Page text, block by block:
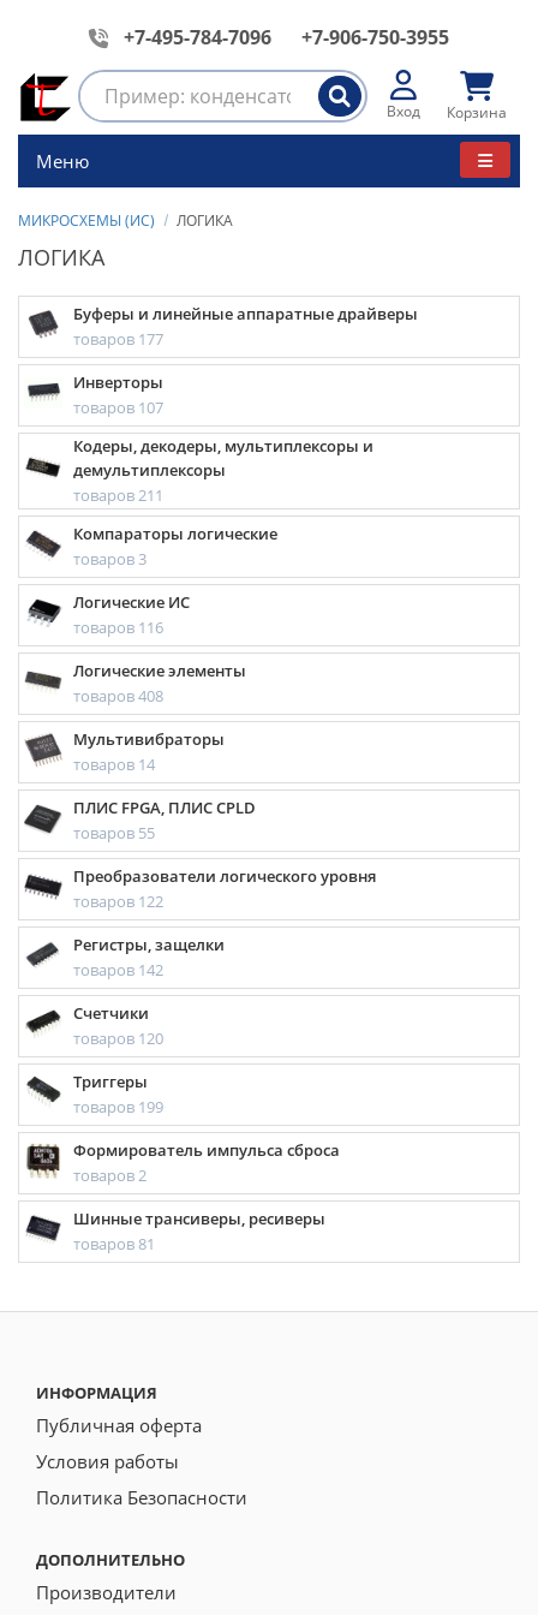
+7-495-784-7096 +7-906-750-3955
Вход Корзина
Меню
МИКРОСХЕМЫ (ИС) ЛОГИКА
ЛОГИКА
Буферы и линейные аппаратные драйверы
товаров 177
Инверторы
товаров 107
Кодеры, декодеры, мультиплексоры и
демультиплексоры
товаров 211
Компараторы логические
товаров 3
Логические ИС
товаров 116
Логические элементы
товаров 408
Мультивибраторы
товаров 14
ПЛИС FPGA, ПЛИС CPLD
товаров 55
Преобразователи логического уровня
товаров 122
Регистры, защелки
товаров 142
Счетчики
товаров 120
Триггеры
товаров 199
Формирователь импульса сброса
товаров 2
Шинные трансиверы, ресиверы
товаров 81
ИНФОРМАЦИЯ
Публичная оферта
Условия работы
Политика Безопасности
ДОПОЛНИТЕЛЬНО
Производители